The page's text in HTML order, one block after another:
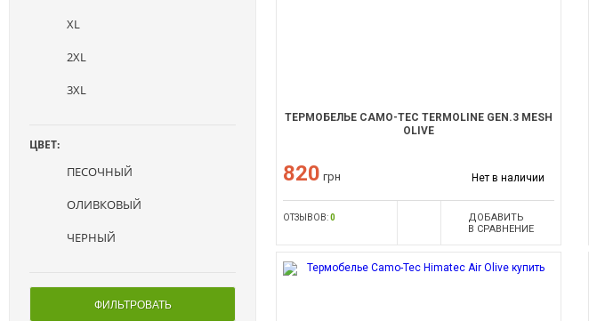
XL
2XL
3XL
ЦВЕТ:
ПЕСОЧНЫЙ
ОЛИВКОВЫЙ
ЧЕРНЫЙ
ФИЛЬТРОВАТЬ
ТЕРМОБЕЛЬЕ CAMO-TEC TERMOLINE GEN.3 MESH
OLIVE
820 грн Нет в наличии
ОТЗЫВОВ:0
ДОБАВИТЬ
В СРАВНЕНИЕ